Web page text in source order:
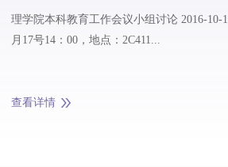
理学院本科教育工作会议小组讨论 2016-10-14 来源：理学院综合办公室 理学院本科教育工作会议小组讨论安排如下： 时间： 10
月17号14：00，地点：2C411...
查看详情